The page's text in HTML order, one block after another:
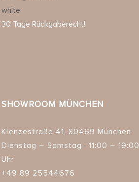
30 Tage Rückgaberecht!
SHOWROOM MÜNCHEN
Klenzestraße 41, 80469 München
Dienstag – Samstag · 11:00 – 19:00
Uhr
+49 89 25544676